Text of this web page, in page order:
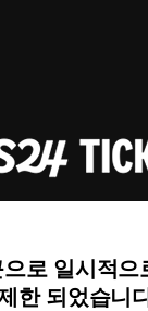
로 일시적으
한 되었습니